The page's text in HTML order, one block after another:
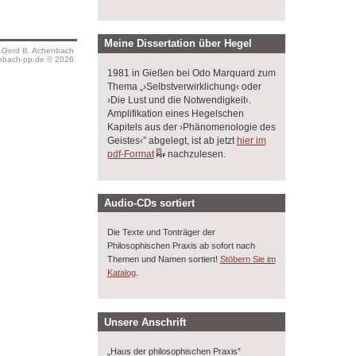
B. Achenbach
pp.de © 2026
Meine Dissertation über Hegel
1981 in Gießen bei Odo Marquard zum
Thema „›Selbstverwirklichung‹ oder
›Die Lust und die Notwendigkeit‹.
Amplifikation eines Hegelschen
Kapitels aus der ›Phänomenologie des
Geistes‹” abgelegt, ist ab jetzt hier im
pdf-Format
nachzulesen.
Audio-CDs sortiert
Die Texte und Tonträger der
Philosophischen Praxis ab sofort nach
Themen und Namen sortiert! Stöbern Sie im
Katalog.
Unsere Anschrift
„Haus der philosophischen Praxis”